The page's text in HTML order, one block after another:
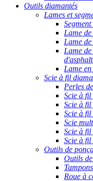
Outils diamantés
Lames et
Lame
Lame
Lame
Lame
Scie à fil
Perles
Scie à
Scie à
Scie à fil
Scie
Scie à
Scie à
Outils de
Outils
Roue à